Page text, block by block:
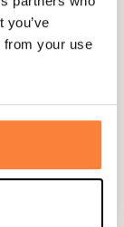
you’ve
from your use